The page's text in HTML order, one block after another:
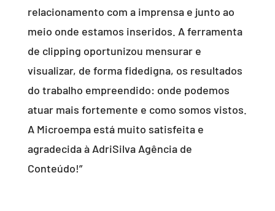
relacionamento com a imprensa e junto ao
meio onde estamos inseridos. A ferramenta
de clipping oportunizou mensurar e
visualizar, de forma fidedigna, os resultados
do trabalho empreendido: onde podemos
atuar mais fortemente e como somos vistos.
A Microempa está muito satisfeita e
agradecida à AdriSilva Agência de
Conteúdo!”